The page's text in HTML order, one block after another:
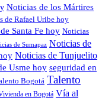
Noticias de los Mártires
de Rafael Uribe hoy
Santa Fe hoy Noticias
de Sumapaz Noticias de
Noticias de Tunjuelito
Usme hoy seguridad en
Bogotá Talento
en Bogotá Vía al